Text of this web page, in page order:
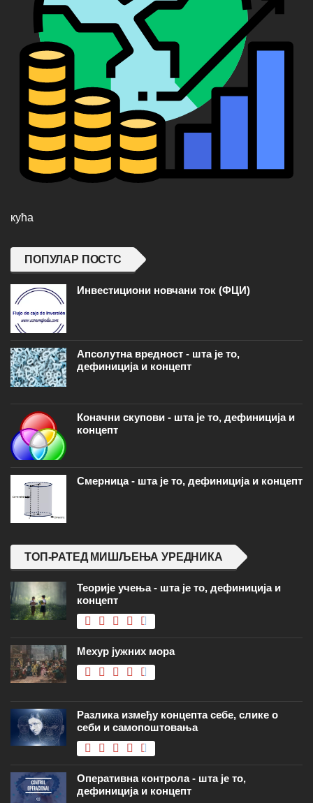
кућа
ПОПУЛАР ПОСТС
Инвестициони новчани ток (ФЦИ)
Апсолутна вредност - шта је то,
дефиниција и концепт
Коначни скупови - шта је то, дефиниција и
концепт
Смерница - шта је то, дефиниција и концепт
ТОП-РАТЕД МИШЉЕЊА УРЕДНИКА
Теорије учења - шта је то, дефиниција и
концепт
Мехур јужних мора
Разлика између концепта себе, слике о
себи и самопоштовања
Оперативна контрола - шта је то,
дефиниција и концепт